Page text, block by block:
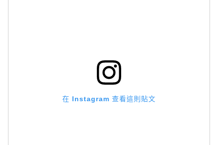
在 Instagram 查看這則貼文